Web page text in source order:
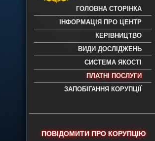
науково-дослідний експертно-
- проведення всих видів судових
експертиз
ГОЛОВНА СТОРІНКА
ІНФОРМАЦІЯ ПРО ЦЕНТР
КЕРІВНИЦТВО
ВИДИ ДОСЛІДЖЕНЬ
СИСТЕМА ЯКОСТІ
ПЛАТНІ ПОСЛУГИ
ЗАПОБІГАННЯ КОРУПЦІЇ
ПОВІДОМИТИ ПРО КОРУПЦІЮ